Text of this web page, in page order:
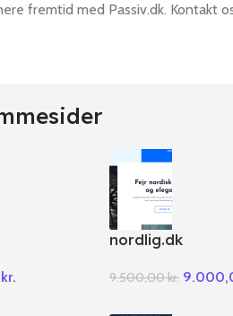
fremtid med Passiv.dk. Kontakt
kr.
nordlig.dk
9.500,00kr.